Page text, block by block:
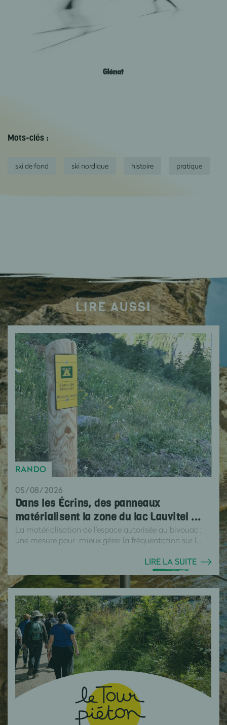
Mots-clés :
ski de fond ski nordique histoire pratique
LIRE AUSSI
RANDO
05/08/2026
Dans les Écrins, des panneaux
matérialisent la zone du lac Lauvitel ...
La matérialisation de l'espace autorisée au bivouac :
une mesure pour mieux gérer la fréquentation sur l...
LIRE LA SUITE